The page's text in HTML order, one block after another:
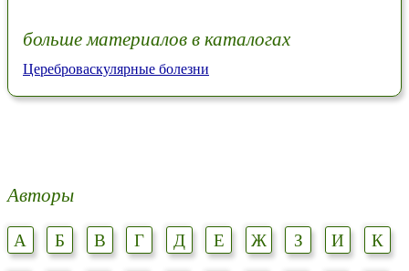
больше материалов в каталогах
Цереброваскулярные болезни
Авторы
А Б В Г Д Е Ж З И
К